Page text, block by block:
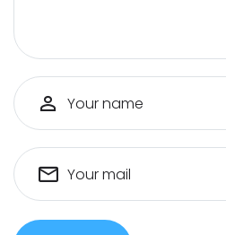
Your name
Your mail